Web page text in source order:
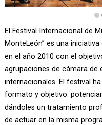
Diapositiva 2 de 6: Festival
El Festival Internacional de
MonteLeón” es una
en el año 2010 con el
agrupaciones de cámara de
internacionales. El festival
formato y objetivo:
dándoles un tratamiento
de actuar en la misma